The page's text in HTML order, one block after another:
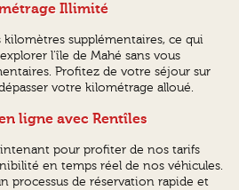
Illimité
kilomètres supplémentaires, ce qui
l'île de Mahé sans vous
Profitez de votre séjour sur
votre kilométrage alloué.
ligne avec Rentîles
pour profiter de nos tarifs
en temps réel de nos véhicules.
processus de réservation rapide et